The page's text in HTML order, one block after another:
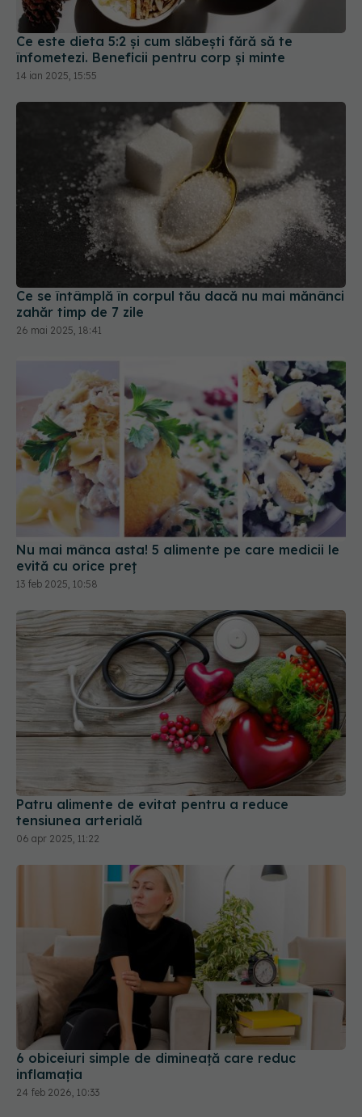
14 ian 2025, 15:55
Ce se întâmplă în corpul tău dacă nu mai mănânci
zahăr timp de 7 zile
26 mai 2025, 18:41
Nu mai mânca asta! 5 alimente pe care medicii le
evită cu orice preț
13 feb 2025, 10:58
Patru alimente de evitat pentru a reduce
06 apr 2025, 11:22
6 obiceiuri simple de dimineață care reduc
inflamația
24 feb 2026, 10:33